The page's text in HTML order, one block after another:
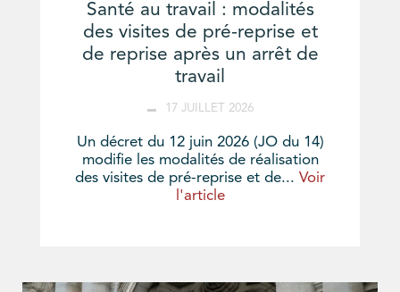
Santé au travail : modalités
des visites de pré-reprise et
de reprise après un arrêt de
travail
17 JUILLET 2026
Un décret du 12 juin 2026 (JO du 14)
modifie les modalités de réalisation
des visites de pré-reprise et de... Voir
l'article